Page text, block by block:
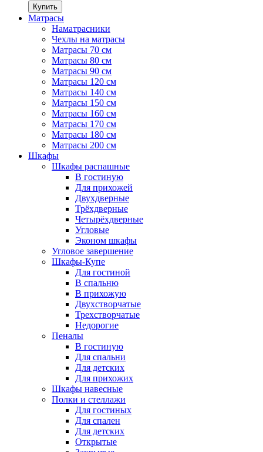
Матрасы
Наматрасники
Чехлы на матрасы
Матрасы 70 см
Матрасы 80 см
Матрасы 90 см
Матрасы 120 см
Матрасы 140 см
Матрасы 150 см
Матрасы 160 см
Матрасы 170 см
Матрасы 180 см
Матрасы 200 см
Шкафы
Шкафы распашные
В гостиную
Для прихожей
Двухдверные
Трёхдверные
Четырёхдверные
Угловые
Эконом шкафы
Угловое завершение
Шкафы-Купе
Для гостиной
В спальню
В прихожую
Двухстворчатые
Трехстворчатые
Недорогие
Пеналы
В гостиную
Для спальни
Для детских
Для прихожих
Шкафы навесные
Полки и стеллажи
Для гостиных
Для спален
Для детских
Открытые